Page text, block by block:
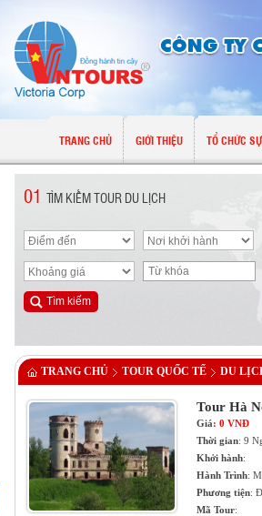
TRANG CHỦ GIỚI THIỆU TỔ CHỨC
01 TÌM KIẾM TOUR DU LỊCH
TRANG CHỦ TOUR QUỐC TẾ DU
Tour Hà
Giá: 0 VNĐ
Thời gian: 9
Khởi hành:
Hành Trình:
Phương tiện:
Mã Tour: